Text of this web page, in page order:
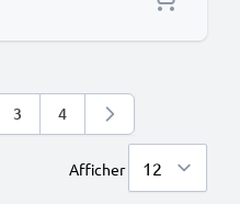
la page
Page
3 Page
4
Afficher